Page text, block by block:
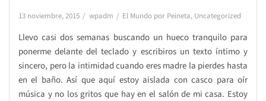
13 noviembre, 2015 wpadm El Mundo por Peineta, Uncategorized
Llevo casi dos semanas buscando un hueco tranquilo para
ponerme delante del teclado y escribiros un texto íntimo y
sincero, pero la intimidad cuando eres madre la pierdes hasta
en el baño. Así que aquí estoy aislada con casco para oír
música y no los gritos que hay en el salón de mi casa. Estoy